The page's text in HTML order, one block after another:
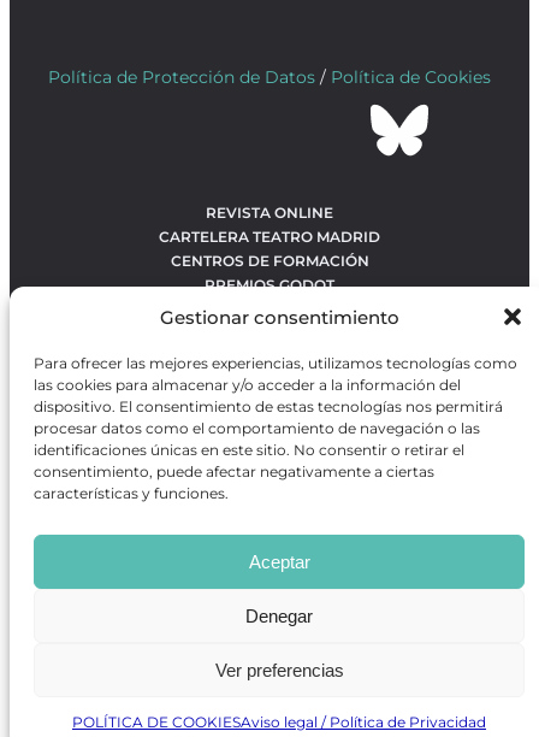
Gestionar consentimiento
Para ofrecer las mejores experiencias, utilizamos tecnologías como
las cookies para almacenar y/o acceder a la información del
dispositivo. El consentimiento de estas tecnologías nos permitirá
procesar datos como el comportamiento de navegación o las
identificaciones únicas en este sitio. No consentir o retirar el
consentimiento, puede afectar negativamente a ciertas
características y funciones.
Aceptar
Denegar
Ver preferencias
POLÍTICA DE COOKIESAviso legal / Política de Privacidad
Política de Protección de Datos / Política de Cookies
REVISTA ONLINE
CARTELERA TEATRO MADRID
CENTROS DE FORMACIÓN
PREMIOS GODOT
CONTACTO
OBRAS MÁS VOTADAS
RANKING MEJORES OBRAS
BÚSQUEDA AVANZADA DE OBRAS
Revista GODOTes una revista independiente especializada
en información sobre artes escénicas de Madrid, gratuita y
que se distribuye en espacios escénicos, además de otros
puntos de interés turístico y de ocio de la capital.
Desarrollado por Precise Future